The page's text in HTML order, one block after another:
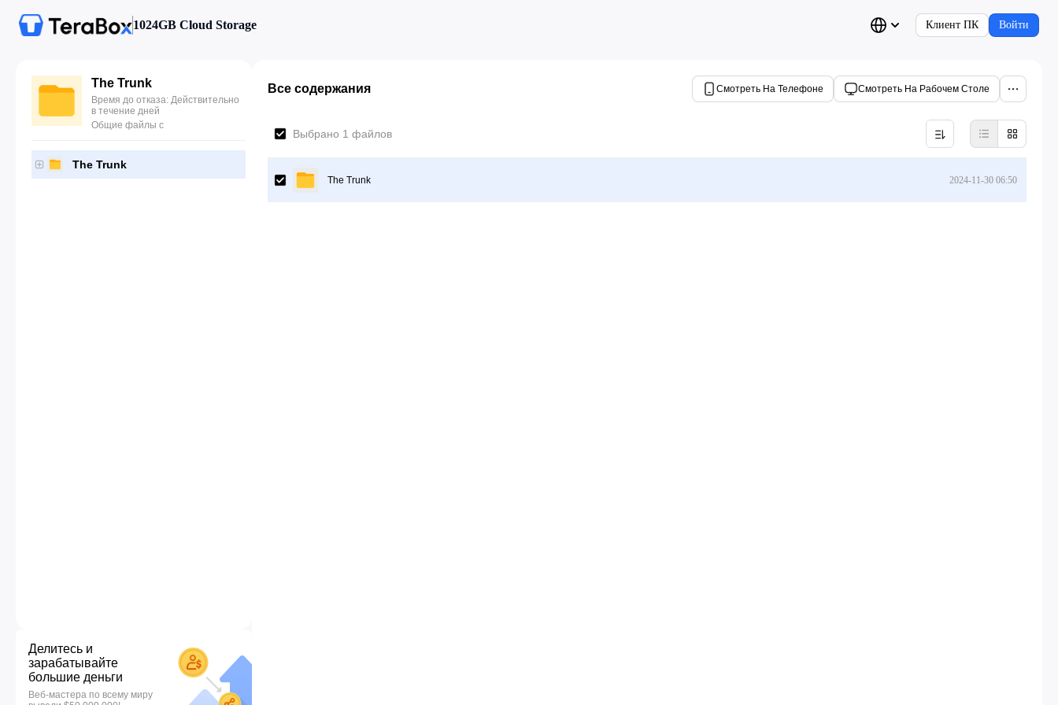
1024GB Cloud Storage Клиент ПК Войти
The Trunk
Время до отказа: Действительно
в течение дней
Общие файлы с
The Trunk
Делитесь и
зарабатывайте
большие деньги
Веб-мастера по всему миру
Все содержания Смотреть На Телефоне Смотреть На Рабочем Столе
Выбрано 1 файлов
The Trunk 2024-11-30 06:50